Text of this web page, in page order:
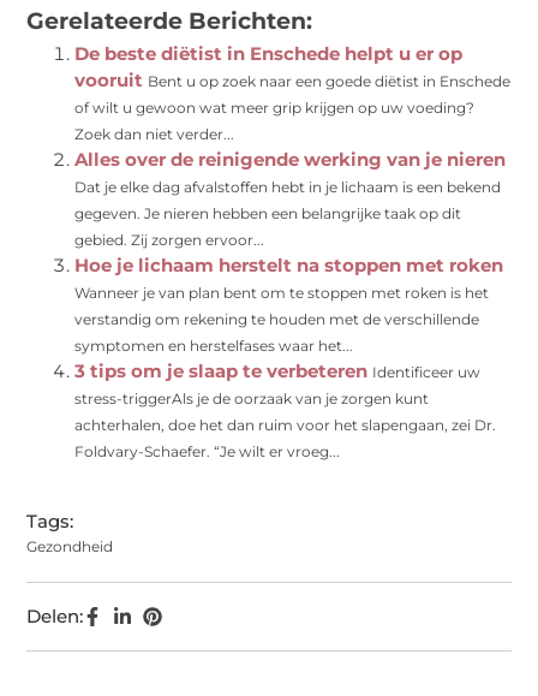
Gerelateerde Berichten:
De beste diëtist in Enschede helpt u er op
vooruit Bent u op zoek naar een goede diëtist in Enschede
of wilt u gewoon wat meer grip krijgen op uw voeding?
Zoek dan niet verder...
Alles over de reinigende werking van je nieren
Dat je elke dag afvalstoffen hebt in je lichaam is een bekend
gegeven. Je nieren hebben een belangrijke taak op dit
gebied. Zij zorgen ervoor...
Hoe je lichaam herstelt na stoppen met roken
Wanneer je van plan bent om te stoppen met roken is het
verstandig om rekening te houden met de verschillende
symptomen en herstelfases waar het...
3 tips om je slaap te verbeteren Identificeer uw
stress-triggerAls je de oorzaak van je zorgen kunt
achterhalen, doe het dan ruim voor het slapengaan, zei Dr.
Foldvary-Schaefer. “Je wilt er vroeg...
Tags:
Gezondheid
Delen: